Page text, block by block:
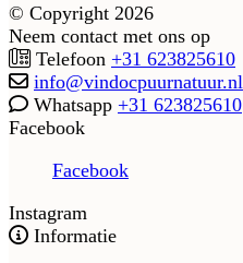
© Copyright 2026
Neem contact met ons op
Telefoon +31 623825610
info@vindocpuurnatuur.nl
Whatsapp +31 623825610
Facebook
Facebook
Instagram
Informatie